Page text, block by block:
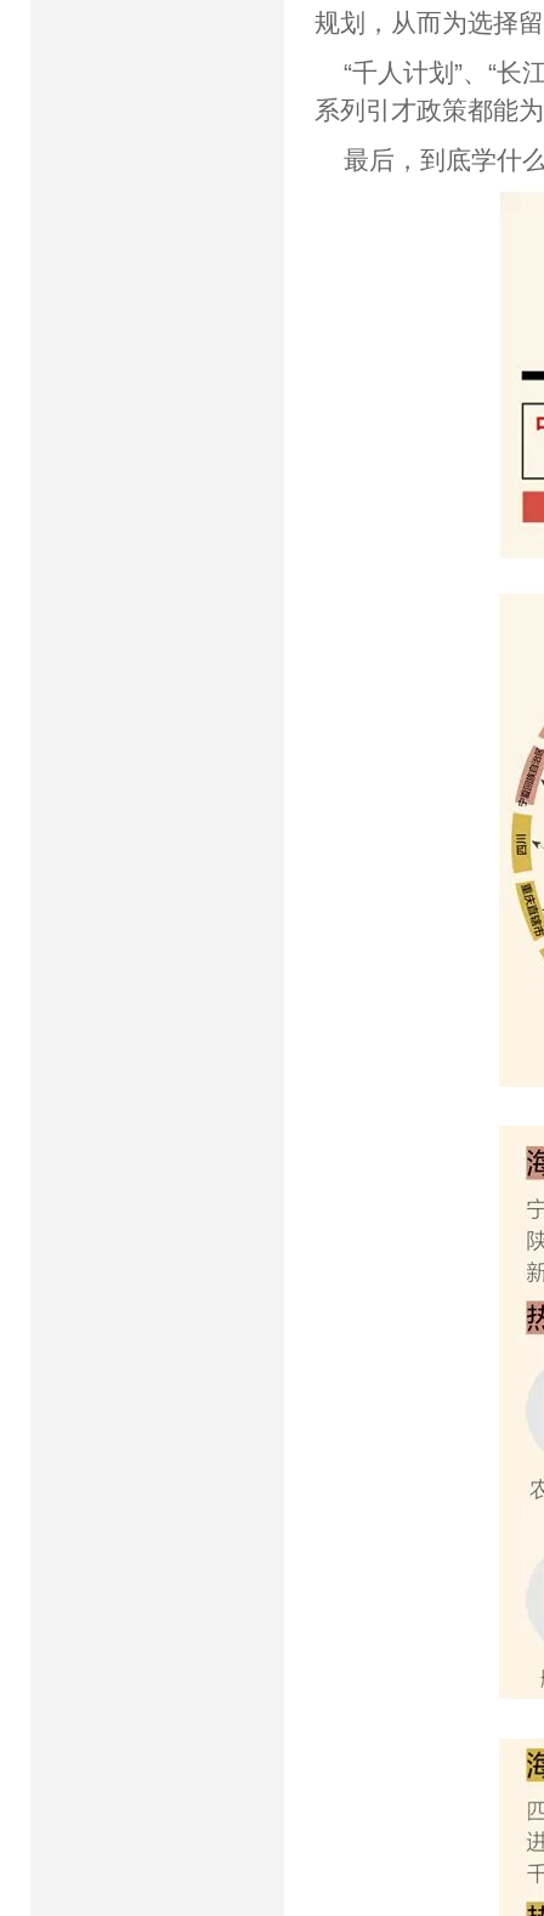
规划，从而为选择
“千人计划”、“
系列引才政策都能
最后，到底学什